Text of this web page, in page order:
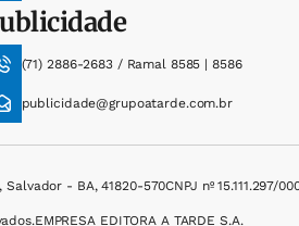
(71) 2886-2683 / Ramal 8585 | 8586
publicidade@grupoatarde.com.br
Salvador - BA, 41820-570CNPJ nº 15.111.297/
EMPRESA EDITORA A TARDE S.A.